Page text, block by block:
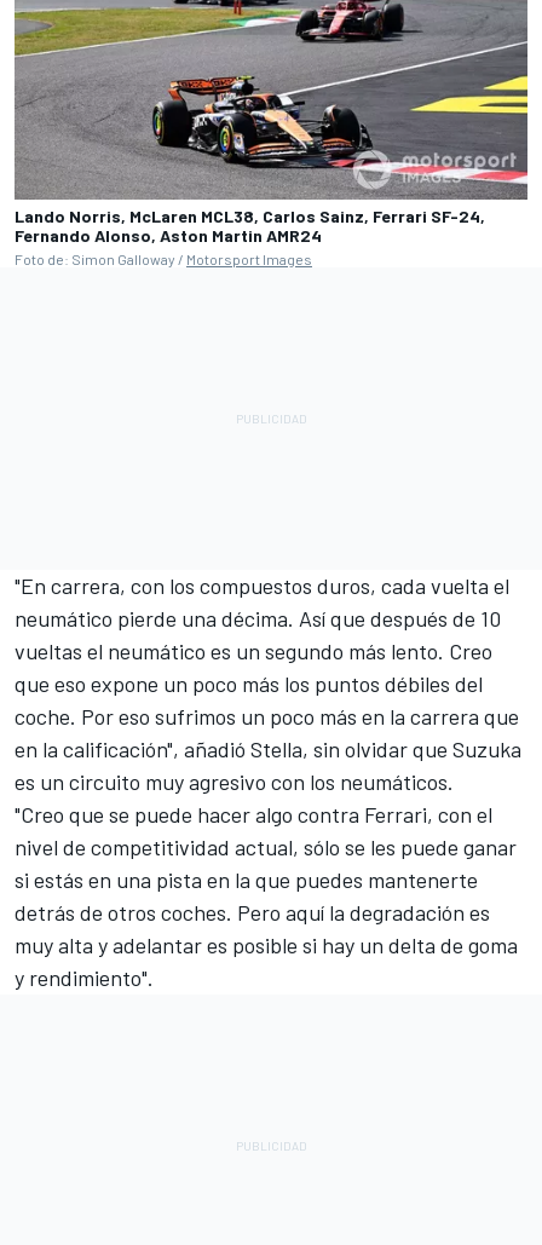
Lando Norris, McLaren MCL38, Carlos Sainz, Ferrari SF-24,
Fernando Alonso, Aston Martin AMR24
Foto de: Simon Galloway / Motorsport Images
"En carrera, con los compuestos duros, cada vuelta el
neumático pierde una décima. Así que después de 10
vueltas el neumático es un segundo más lento. Creo
que eso expone un poco más los puntos débiles del
coche. Por eso sufrimos un poco más en la carrera que
en la calificación", añadió Stella, sin olvidar que Suzuka
es un circuito muy agresivo con los neumáticos.
"Creo que se puede hacer algo contra Ferrari, con el
nivel de competitividad actual, sólo se les puede ganar
si estás en una pista en la que puedes mantenerte
detrás de otros coches. Pero aquí la degradación es
muy alta y adelantar es posible si hay un delta de goma
y rendimiento".